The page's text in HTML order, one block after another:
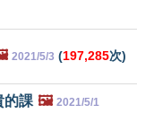
2021/5/3 (197,285次)
的課 🖼️ 2021/5/1